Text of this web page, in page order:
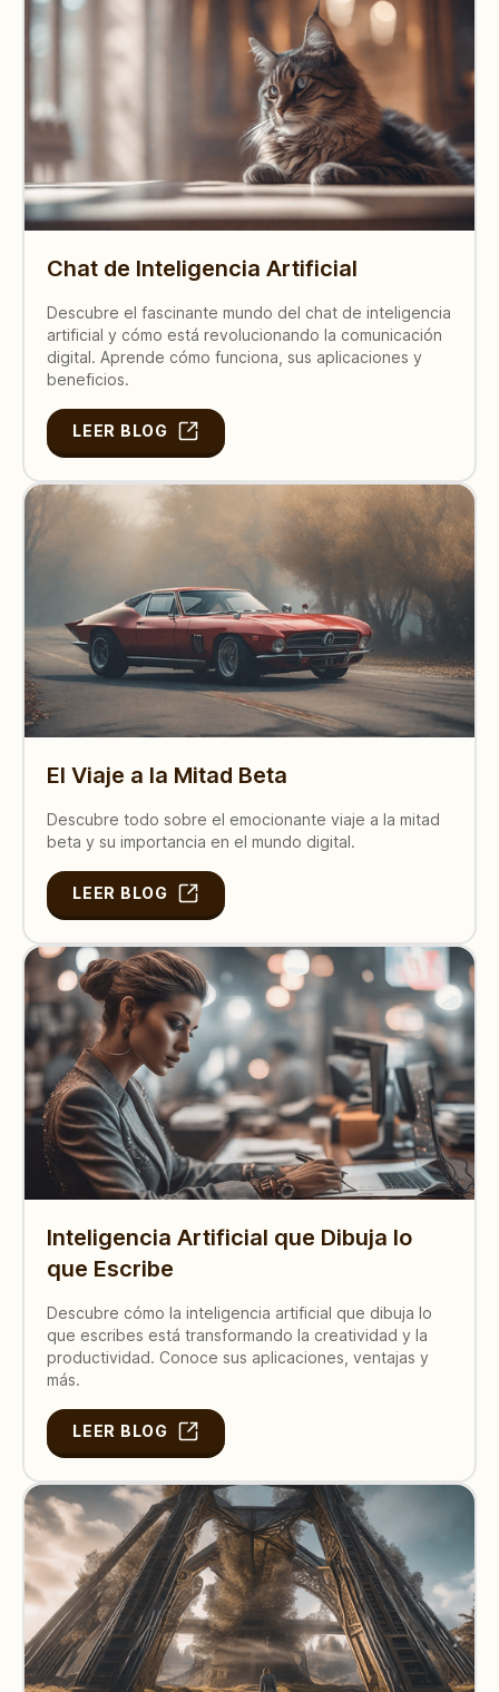
Chat de Inteligencia Artificial
Descubre el fascinante mundo del chat de inteligencia
artificial y cómo está revolucionando la comunicación
digital. Aprende cómo funciona, sus aplicaciones y
beneficios.
LEER BLOG
El Viaje a la Mitad Beta
Descubre todo sobre el emocionante viaje a la mitad
beta y su importancia en el mundo digital.
LEER BLOG
Inteligencia Artificial que Dibuja lo
que Escribe
Descubre cómo la inteligencia artificial que dibuja lo
que escribes está transformando la creatividad y la
productividad. Conoce sus aplicaciones, ventajas y
más.
LEER BLOG